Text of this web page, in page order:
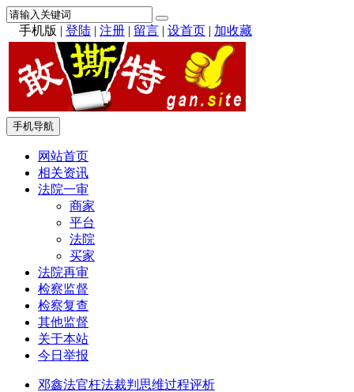
手机版 | 登陆 | 注册 | 留言 | 设首页 | 加收藏
手机导航
网站首页
相关资讯
法院一审
商家
平台
法院
买家
法院再审
检察监督
检察复查
其他监督
关于本站
今日举报
邓鑫法官枉法裁判思维过程评析